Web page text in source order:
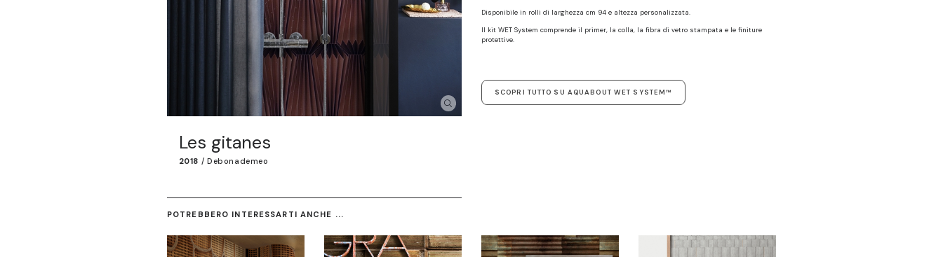
Les gitanes
2018 / Debonademeo
Disponibile in rolli di larghezza cm 94 e altezza personalizzata.
Il kit WET System comprende il primer, la colla, la fibra di vetro stampata e le finiture
protettive.
SCOPRI TUTTO SU AQUABOUT WET SYSTEM™
POTREBBERO INTERESSARTI ANCHE ...